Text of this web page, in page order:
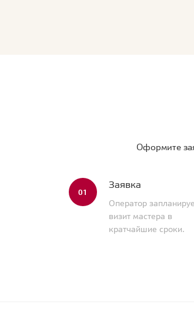
Оформите
01
Заявка
Оператор
визит мастера в
кратчайшие сроки.